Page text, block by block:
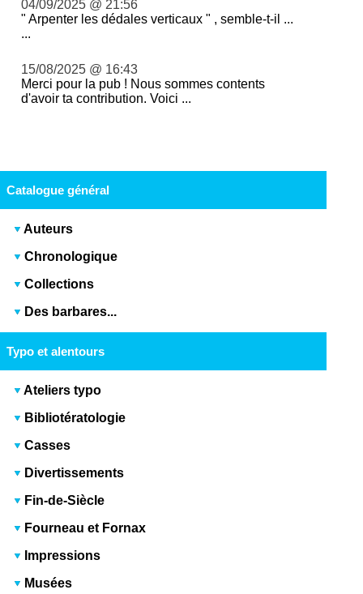
04/09/2025 @ 21:56
" Arpenter les dédales verticaux " , semble-t-il ...
...
15/08/2025 @ 16:43
Merci pour la pub ! Nous sommes contents
d'avoir ta contribution. Voici ...
Catalogue général
Auteurs
Chronologique
Collections
Des barbares...
Typo et alentours
Ateliers typo
Bibliotératologie
Casses
Divertissements
Fin-de-Siècle
Fourneau et Fornax
Impressions
Musées